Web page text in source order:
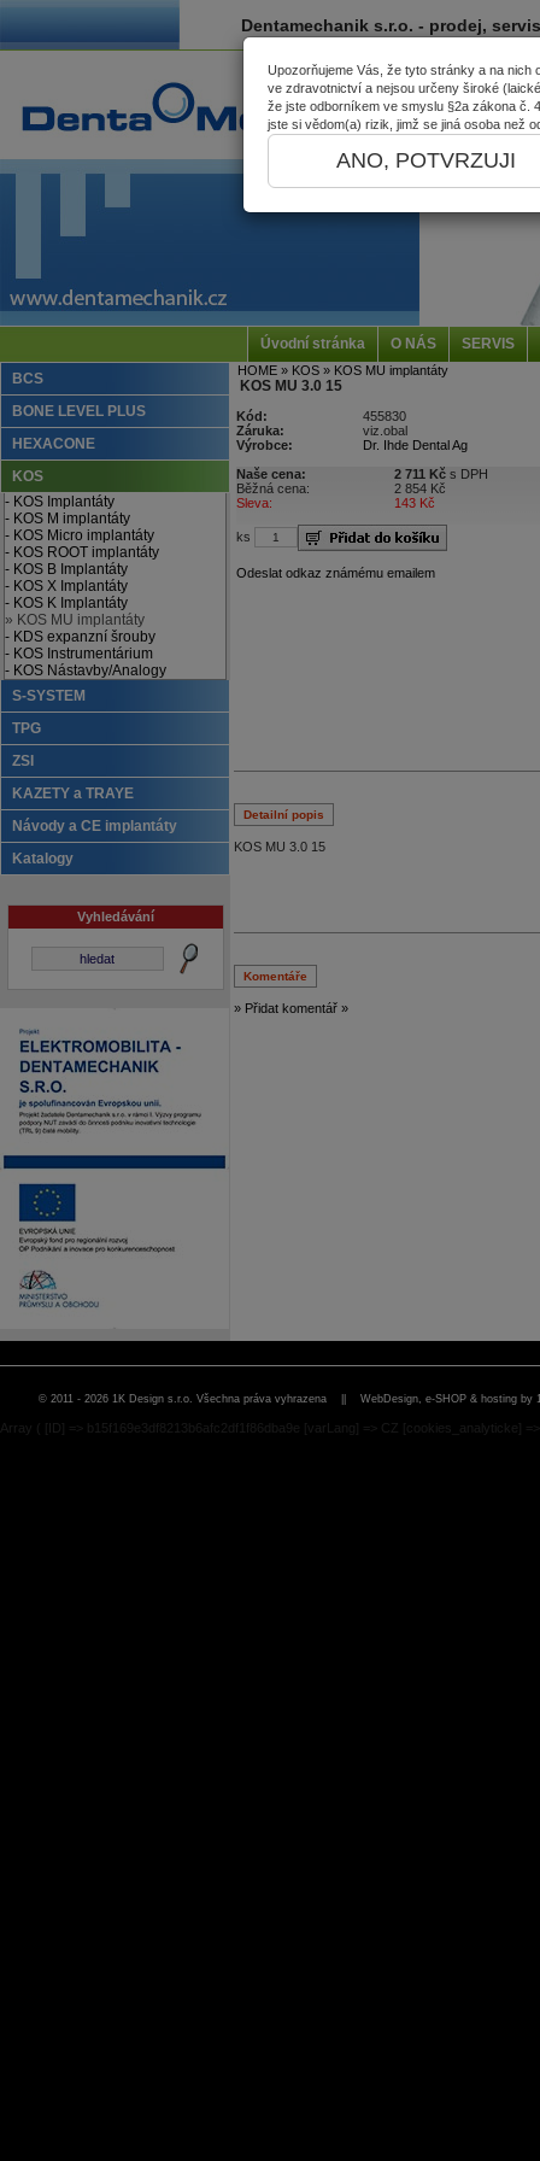
Dentamechanik s.r.o. - prodej,
Úvodní stránka O NÁS SERVIS
BCS
BONE LEVEL PLUS
HEXACONE
KOS
- KOS Implantáty
- KOS M implantáty
- KOS Micro implantáty
- KOS ROOT implantáty
- KOS B Implantáty
- KOS X Implantáty
- KOS K Implantáty
» KOS MU implantáty
- KDS expanzní šrouby
- KOS Instrumentárium
- KOS Nástavby/Analogy
S-SYSTEM
TPG
ZSI
KAZETY a TRAYE
Návody a CE implantáty
Katalogy
Vyhledávání
HOME » KOS » KOS MU implantáty
KOS MU 3.0 15
Kód:
455830
Záruka:
viz.obal
Výrobce:
Dr. Ihde Dental Ag
Naše cena:
2 711 Kč s DPH
Běžná cena:
2 854 Kč
Sleva:
143 Kč
ks
Odeslat odkaz známému emailem
Detailní popis
KOS MU 3.0 15
Komentáře
» Přidat komentář »
© 2011 - 2026 1K Design s.r.o. Všechna práva vyhrazena || WebDesign, e-SHOP & hosting by
Array ( [ID] => b15f169e3df8213b6afc2df1f86dba9e [varLang] => CZ [cookies_analyticke]
Upozorňujeme Vás, že tyto stránky a na
ve zdravotnictví a nejsou určeny široké
že jste odborníkem ve smyslu §2a zákona č.
jste si vědom(a) rizik, jimž se jiná osoba než
ANO, POTVRZUJI